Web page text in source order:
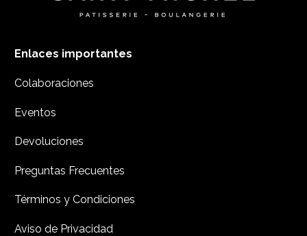
Enlaces importantes
Colaboraciones
Eventos
Devoluciones
Preguntas Frecuentes
Términos y Condiciones
Aviso de Privacidad